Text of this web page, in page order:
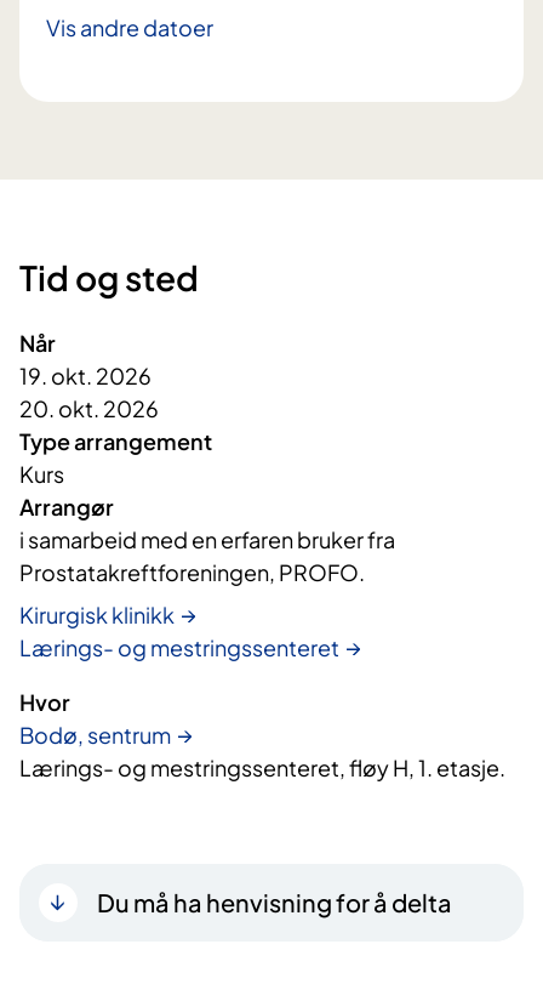
Vis andre datoer
Tid og sted
Når
19. okt. 2026
20. okt. 2026
Type arrangement
Kurs
Arrangør
i samarbeid med en erfaren bruker fra
Prostatakreftforeningen, PROFO.
Kirurgisk klinikk
Lærings- og mestringssenteret
Hvor
Bodø, sentrum
Lærings- og mestringssenteret, fløy H, 1. etasje.
Du må ha henvisning for å delta